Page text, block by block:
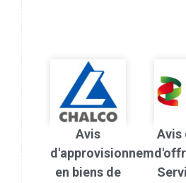
Avis
d'approvisionnement
en biens de
Avis